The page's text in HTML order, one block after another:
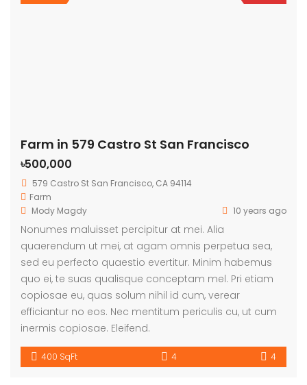
Farm in 579 Castro St San Francisco
৳500,000
579 Castro St San Francisco, CA 94114
Farm
Mody Magdy
10 years ago
Nonumes maluisset percipitur at mei. Alia
quaerendum ut mei, at agam omnis perpetua sea,
sed eu perfecto quaestio evertitur. Minim habemus
quo ei, te suas qualisque conceptam mel. Pri etiam
copiosae eu, quas solum nihil id cum, verear
efficiantur no eos. Nec mentitum periculis cu, ut cum
inermis copiosae. Eleifend.
400 SqFt 4 4